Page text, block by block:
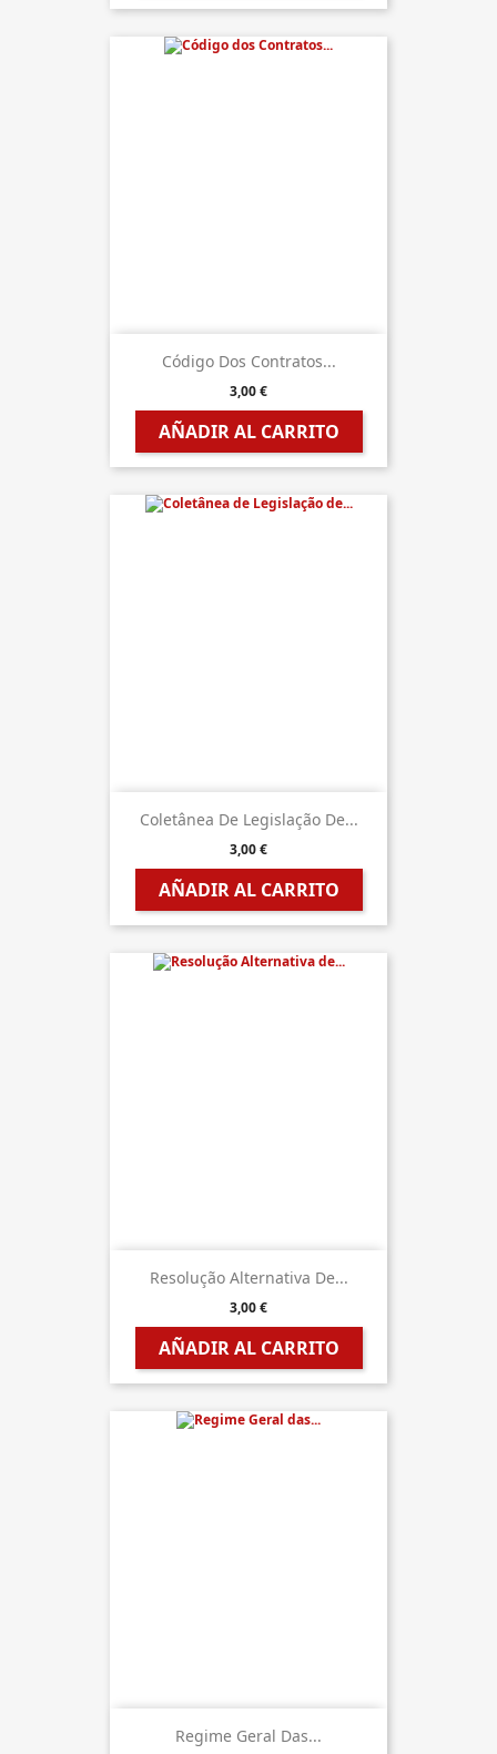
Código Dos Contratos...
3,00 €
AÑADIR AL CARRITO
Coletânea De Legislação De...
3,00 €
AÑADIR AL CARRITO
Resolução Alternativa De...
3,00 €
AÑADIR AL CARRITO
Regime Geral Das...